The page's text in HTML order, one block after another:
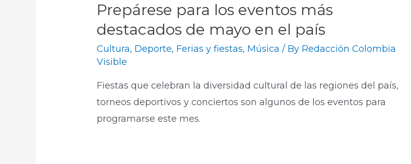
Prepárese para los eventos más
destacados de mayo en el país
Cultura, Deporte, Ferias y fiestas, Música / By Redacción Colombia
Visible
Fiestas que celebran la diversidad cultural de las regiones del país,
torneos deportivos y conciertos son algunos de los eventos para
programarse este mes.